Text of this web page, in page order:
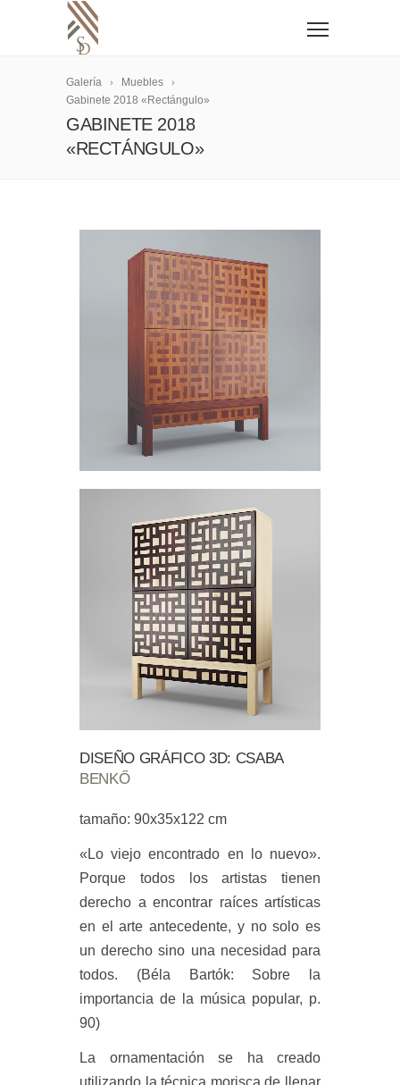
Galería
Muebles
Gabinete 2018 «Rectángulo»
GABINETE 2018
«RECTÁNGULO»
DISEÑO GRÁFICO 3D: CSABA
BENKŐ
tamaño: 90x35x122 cm
«Lo viejo encontrado en lo nuevo».
Porque todos los artistas tienen
derecho a encontrar raíces artísticas
en el arte antecedente, y no solo es
un derecho sino una necesidad para
todos. (Béla Bartók: Sobre la
importancia de la música popular, p.
90)
La ornamentación se ha creado
utilizando la técnica morisca de llenar